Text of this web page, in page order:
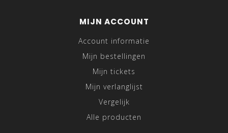
MIJN ACCOUNT
Account informatie
Mijn bestellingen
Mijn tickets
Mijn verlanglijst
Vergelijk
Alle producten